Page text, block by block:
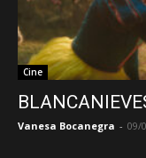
Cine
Vanesa Bocanegra - 09/